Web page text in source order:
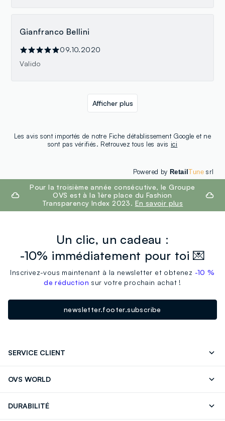
Gianfranco Bellini
09.10.2020
Valido
Les avis sont importés de notre Fiche détablissement Google et ne
sont pas vérifiés. Retrouvez tous les avis ici
Afficher plus
Powered by RetailTunesrl
footer.ariatitlePour la troisième année consécutive, le Groupe
OVS est à la 1ère place du Fashion
Transparency Index 2023. En savoir plus
Un clic, un cadeau :
-10% immédiatement pour toi 💌
Inscrivez-vous maintenant à la newsletter et obtenez -10 %
de réduction sur votre prochain achat !
newsletter.footer.subscribe
SERVICE CLIENT
OVS WORLD
DURABILITÉ